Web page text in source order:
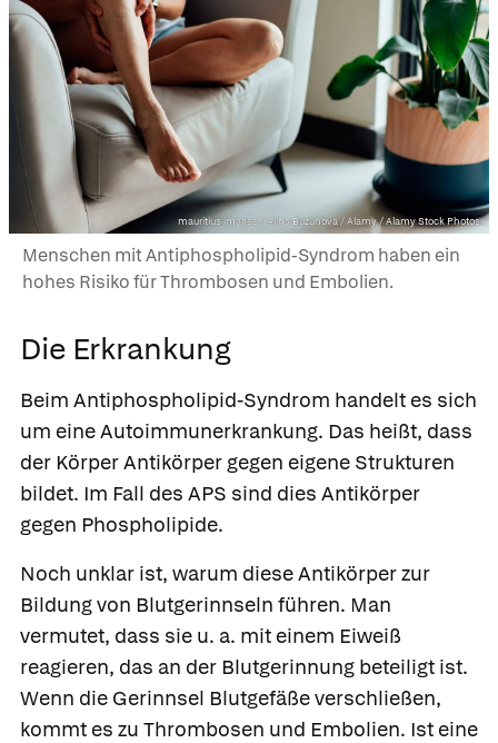
mauritius images / Alina Buzunova / Alamy / Alamy Stock Photos
Menschen mit Antiphospholipid-Syndrom haben ein
hohes Risiko für Thrombosen und Embolien.
Die Erkrankung
Beim Antiphospholipid-Syndrom handelt es sich
um eine Autoimmunerkrankung. Das heißt, dass
der Körper Antikörper gegen eigene Strukturen
bildet. Im Fall des APS sind dies Antikörper
gegen Phospholipide.
Noch unklar ist, warum diese Antikörper zur
Bildung von Blutgerinnseln führen. Man
vermutet, dass sie u. a. mit einem Eiweiß
reagieren, das an der Blutgerinnung beteiligt ist.
Wenn die Gerinnsel Blutgefäße verschließen,
kommt es zu Thrombosen und Embolien. Ist eine